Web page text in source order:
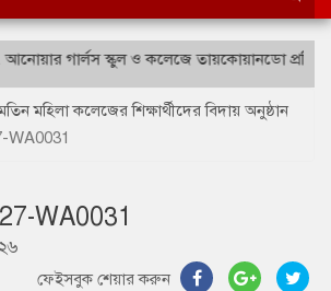
গার্লস স্কুল ও কলেজে তায়কোয়ানডো
মহিলা কলেজের শিক্ষার্থীদের বিদায় অনুষ্ঠান
WA0031
WA0031
ফেইসবুক শেয়ার করুন